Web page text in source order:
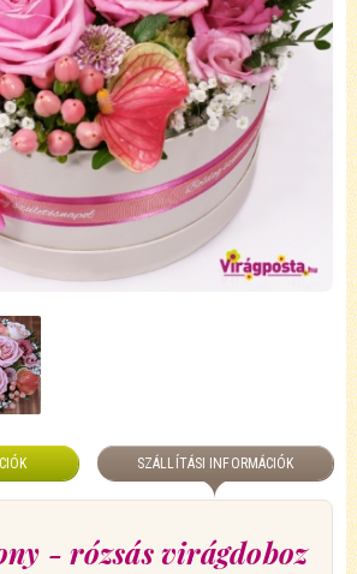
SZÁLLÍTÁSI INFORMÁCIÓK
- rózsás virágdoboz